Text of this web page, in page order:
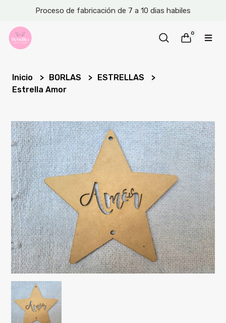
Proceso de fabricación de 7 a 10 dias habiles
0
Inicio BORLAS
ESTRELLAS
Estrella Amor